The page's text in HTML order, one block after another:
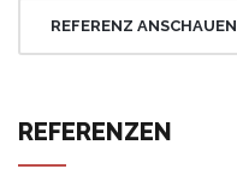
REFERENZ ANSCHAUEN
REFERENZEN